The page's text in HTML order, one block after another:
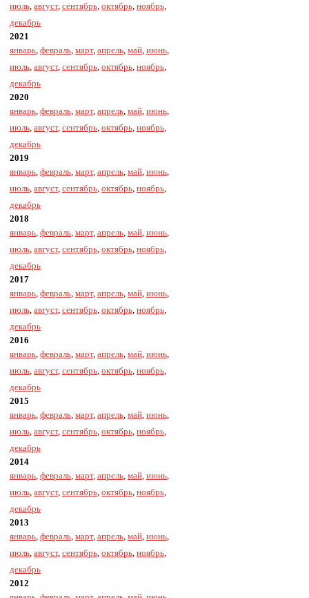
июль, август, сентябрь, октябрь, ноябрь,
декабрь
2021
январь, февраль, март, апрель, май, июнь,
июль, август, сентябрь, октябрь, ноябрь,
декабрь
2020
январь, февраль, март, апрель, май, июнь,
июль, август, сентябрь, октябрь, ноябрь,
декабрь
2019
январь, февраль, март, апрель, май, июнь,
июль, август, сентябрь, октябрь, ноябрь,
декабрь
2018
январь, февраль, март, апрель, май, июнь,
июль, август, сентябрь, октябрь, ноябрь,
декабрь
2017
январь, февраль, март, апрель, май, июнь,
июль, август, сентябрь, октябрь, ноябрь,
декабрь
2016
январь, февраль, март, апрель, май, июнь,
июль, август, сентябрь, октябрь, ноябрь,
декабрь
2015
январь, февраль, март, апрель, май, июнь,
июль, август, сентябрь, октябрь, ноябрь,
декабрь
2014
январь, февраль, март, апрель, май, июнь,
июль, август, сентябрь, октябрь, ноябрь,
декабрь
2013
январь, февраль, март, апрель, май, июнь,
июль, август, сентябрь, октябрь, ноябрь,
декабрь
2012